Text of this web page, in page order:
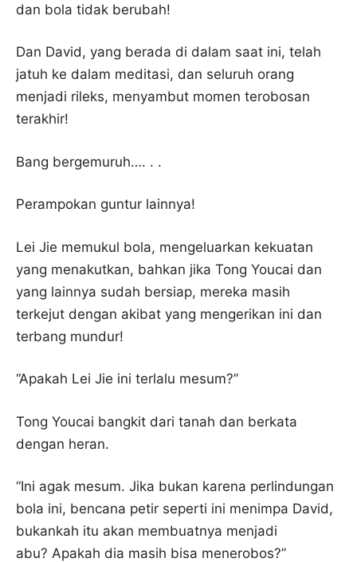
dan bola tidak berubah!
Dan David, yang berada di dalam saat ini, telah
jatuh ke dalam meditasi, dan seluruh orang
menjadi rileks, menyambut momen terobosan
terakhir!
Bang bergemuruh…. . .
Perampokan guntur lainnya!
Lei Jie memukul bola, mengeluarkan kekuatan
yang menakutkan, bahkan jika Tong Youcai dan
yang lainnya sudah bersiap, mereka masih
terkejut dengan akibat yang mengerikan ini dan
terbang mundur!
“Apakah Lei Jie ini terlalu mesum?”
Tong Youcai bangkit dari tanah dan berkata
dengan heran.
“Ini agak mesum. Jika bukan karena perlindungan
bola ini, bencana petir seperti ini menimpa David,
bukankah itu akan membuatnya menjadi
abu? Apakah dia masih bisa menerobos?”